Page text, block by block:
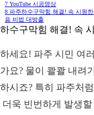
7 YouTube 시공영상
8 파주하수구막힘 해결! 속 시원
음 비법 대방출
수구막힘 해결! 속
세요! 파주 시민 여
요? 물이 콸콸 내려
시죠? 특히 파주처
더욱 빈번하게 발생